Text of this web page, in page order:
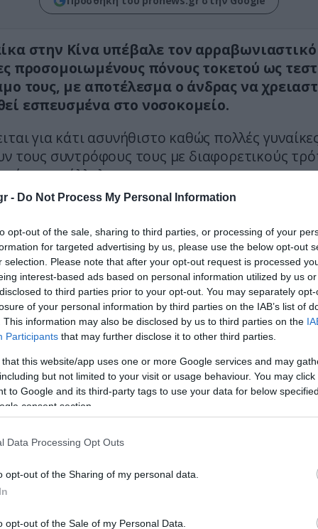
- Do Not Process My Personal Information
opt-out of the sale, sharing to third parties, or processing of your
for targeted advertising by us, please use the below opt-out
selection. Please note that after your opt-out request is processed
interest-based ads based on personal information utilized by us
to third parties prior to your opt-out. You may separately
of your personal information by third parties on the IAB’s list of
This information may also be disclosed by us to third parties on the
Participants that may further disclose it to other third parties.
that this website/app uses one or more Google services and may
but not limited to your visit or usage behaviour. You may
to Google and its third-party tags to use your data for below
consent section.
Data Processing Opt Outs
opt-out of the Sharing of my personal data.
opt-out of the Sale of my Personal Data.
στην Κίνα υπέβαλε τον αρραβωνιαστικό
προσομοιωμένους πόνους τοκετού ως
τους, με αποτέλεσμα ο άνδρας να
εσπευσμένα στο νοσοκομείο.
για κάτι ασυνήθιστο καθώς πολλές
τους συντρόφους τους με διαφορετικούς
κατάλληλοι.
έγραψε στον κινεζικό ιστότοπο κοινωνικής
η μητέρα και η αδερφή της της πρότειναν να
της να βιώσει τον « πόνο του τοκετού»
να εξασφαλίσει ότι θα ήταν πιο προσεκτικός
Στην αρχή ο άντρας ήταν εξαγριωμένος
αλλά εκείνη επέμεινε και τελικά συμφώνησε
δοκιμασία έλαβε χώρα σε μαιευτήριο που
για να προσομοιώνει τον πόνο του τοκετού,
αρραβωνιαστικό της σε όλο και πιο ισχυρά
στην κοιλιά του για τρεις ώρες. Στη
ρεύματος για τα πρώτα 90 λεπτά και στη
μου άρχισε να νιώθει άθλια στο επίπεδο 8 και